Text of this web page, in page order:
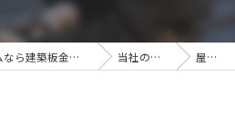
長野県茅野市のリフォームなら建築板金マコト 当社の特徴 屋根